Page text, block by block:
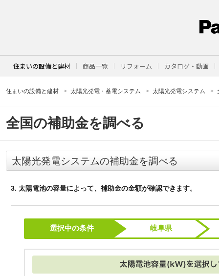
住まいの設備と建材 商品一覧 リフォーム カタログ・動画
住まいの設備と建材 太陽光発電・蓄電システム 太陽光発電システム
全国の補助金を調べる
太陽光発電システムの補助金を調べる
3. 太陽電池の容量によって、補助金の金額が確認できます。
選択中の条件 岐阜県